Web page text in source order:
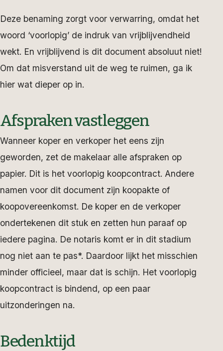
Deze benaming zorgt voor verwarring, omdat het
woord ‘voorlopig’ de indruk van vrijblijvendheid
wekt. En vrijblijvend is dit document absoluut niet!
Om dat misverstand uit de weg te ruimen, ga ik
hier wat dieper op in.
Afspraken vastleggen
Wanneer koper en verkoper het eens zijn
geworden, zet de makelaar alle afspraken op
papier. Dit is het voorlopig koopcontract. Andere
namen voor dit document zijn koopakte of
koopovereenkomst. De koper en de verkoper
ondertekenen dit stuk en zetten hun paraaf op
iedere pagina. De notaris komt er in dit stadium
nog niet aan te pas*. Daardoor lijkt het misschien
minder officieel, maar dat is schijn. Het voorlopig
koopcontract is bindend, op een paar
uitzonderingen na.
Bedenktijd